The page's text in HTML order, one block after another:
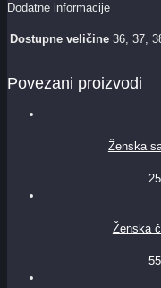
Dodatne informacije
Dostupne veličine 36, 37,
Povezani proizvodi
Ženska
Ženska